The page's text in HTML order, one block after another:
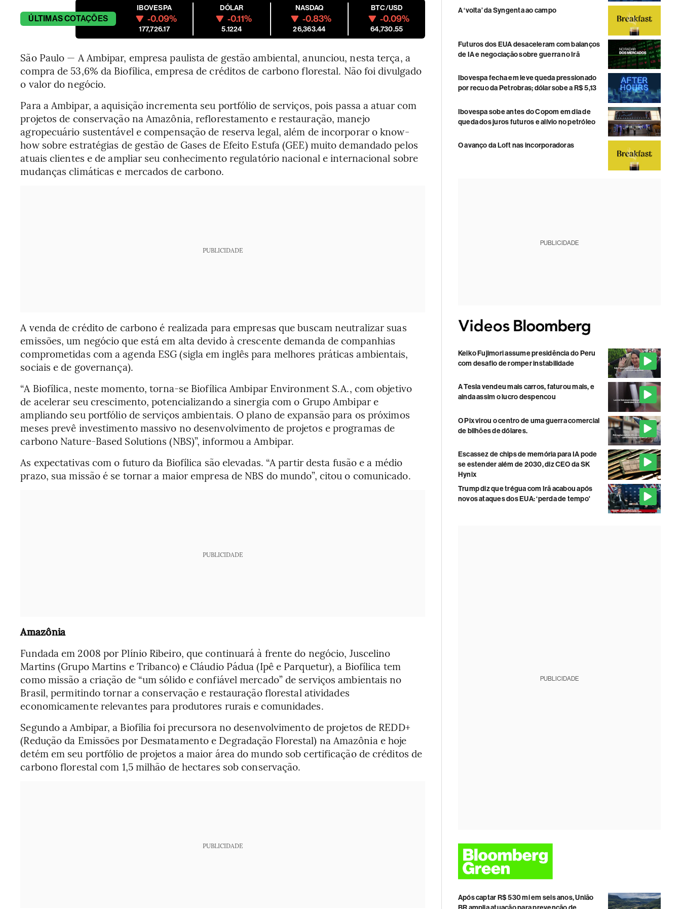
ÚLTIMASCOTAÇÕES
IBOVESPA
-0.09%
177,726.17
DÓLAR
-0.11%
5.1224
NASDAQ
-0.83%
26,363.44
BTC/USD
-0.09%
64,730.55
São Paulo — A Ambipar, empresa paulista de gestão ambiental, anunciou, nesta terça, a
compra de 53,6% da Biofílica, empresa de créditos de carbono florestal. Não foi divulgado
o valor do negócio.
Para a Ambipar, a aquisição incrementa seu portfólio de serviços, pois passa a atuar com
projetos de conservação na Amazônia, reflorestamento e restauração, manejo
agropecuário sustentável e compensação de reserva legal, além de incorporar o know-
how sobre estratégias de gestão de Gases de Efeito Estufa (GEE) muito demandado pelos
atuais clientes e de ampliar seu conhecimento regulatório nacional e internacional sobre
mudanças climáticas e mercados de carbono.
PUBLICIDADE
A venda de crédito de carbono é realizada para empresas que buscam neutralizar suas
emissões, um negócio que está em alta devido à crescente demanda de companhias
comprometidas com a agenda ESG (sigla em inglês para melhores práticas ambientais,
sociais e de governança).
“A Biofílica, neste momento, torna-se Biofílica Ambipar Environment S.A., com objetivo
de acelerar seu crescimento, potencializando a sinergia com o Grupo Ambipar e
ampliando seu portfólio de serviços ambientais. O plano de expansão para os próximos
meses prevê investimento massivo no desenvolvimento de projetos e programas de
carbono Nature-Based Solutions (NBS)”, informou a Ambipar.
As expectativas com o futuro da Biofílica são elevadas. “A partir desta fusão e a médio
prazo, sua missão é se tornar a maior empresa de NBS do mundo”, citou o comunicado.
PUBLICIDADE
Amazônia
Fundada em 2008 por Plínio Ribeiro, que continuará à frente do negócio, Juscelino
Martins (Grupo Martins e Tribanco) e Cláudio Pádua (Ipê e Parquetur), a Biofílica tem
como missão a criação de “um sólido e confiável mercado” de serviços ambientais no
Brasil, permitindo tornar a conservação e restauração florestal atividades
economicamente relevantes para produtores rurais e comunidades.
Segundo a Ambipar, a Biofília foi precursora no desenvolvimento de projetos de REDD+
(Redução da Emissões por Desmatamento e Degradação Florestal) na Amazônia e hoje
detém em seu portfólio de projetos a maior área do mundo sob certificação de créditos de
carbono florestal com 1,5 milhão de hectares sob conservação.
PUBLICIDADE
A ‘volta’ da Syngenta ao campo
Futuros dos EUA desaceleram com balanços
de IA e negociação sobre guerra no Irã
Ibovespa fecha em leve queda pressionado
por recuo da Petrobras; dólar sobe a R$ 5,13
Ibovespa sobe antes do Copom em dia de
queda dos juros futuros e alívio no petróleo
O avanço da Loft nas incorporadoras
PUBLICIDADE
Keiko Fujimori assume presidência do Peru
com desafio de romper instabilidade
A Tesla vendeu mais carros, faturou mais, e
ainda assim o lucro despencou
O Pix virou o centro de uma guerra comercial
de bilhões de dólares.
Escassez de chips de memória para IA pode
se estender além de 2030, diz CEO da SK
Hynix
Trump diz que trégua com Irã acabou após
novos ataques dos EUA: ‘perda de tempo'
PUBLICIDADE
Após captar R$ 530 mi em seis anos, União